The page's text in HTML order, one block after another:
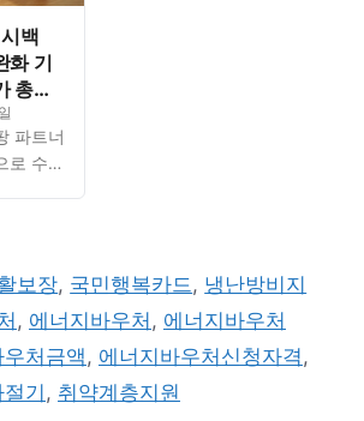
백
화 기
총정
파트너
로 수수
정확
보장, 국민행복카드 , 냉난방비지
, 에너지바우처 , 에너지바우처
처금액 , 에너지바우처신청자격 ,
기 , 취약계층지원